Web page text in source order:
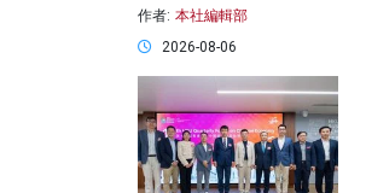
作者: 本社編輯部
2026-08-06